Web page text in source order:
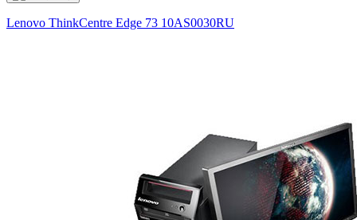
Lenovo ThinkCentre Edge 73 10AS0030RU